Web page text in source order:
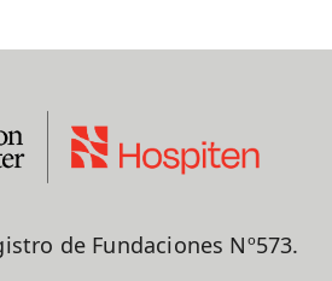
de Fundaciones Nº573.